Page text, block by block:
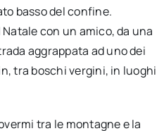
basso del confine.
con un amico, da una
aggrappata ad uno dei
tra boschi vergini, in luoghi
tra le montagne e la